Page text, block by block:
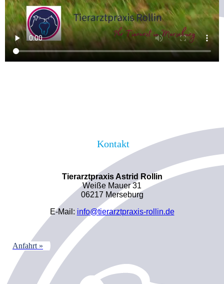
Kontakt
Tierarztpraxis Astrid Rollin
Weiße Mauer 31
06217 Merseburg
E-Mail: info@tierarztpraxis-rollin.de
Anfahrt »